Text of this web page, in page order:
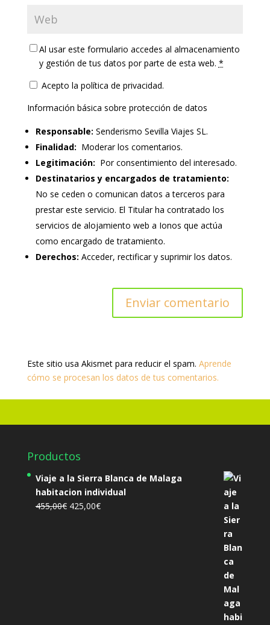
Al usar este formulario accedes al almacenamiento
y gestión de tus datos por parte de esta web. *
Acepto la política de privacidad.
Información básica sobre protección de datos
Responsable: Senderismo Sevilla Viajes SL.
Finalidad: Moderar los comentarios.
Legitimación: Por consentimiento del interesado.
Destinatarios y encargados de tratamiento:
No se ceden o comunican datos a terceros para
prestar este servicio. El Titular ha contratado los
servicios de alojamiento web a Ionos que actúa
como encargado de tratamiento.
Derechos: Acceder, rectificar y suprimir los datos.
Este sitio usa Akismet para reducir el spam. Aprende
cómo se procesan los datos de tus comentarios.
Productos
Viaje a la Sierra Blanca de Malaga
habitacion individual
455,00€ El
425,00€El